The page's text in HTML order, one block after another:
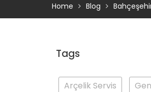
Home Blog
Tags
Arçelik Servis